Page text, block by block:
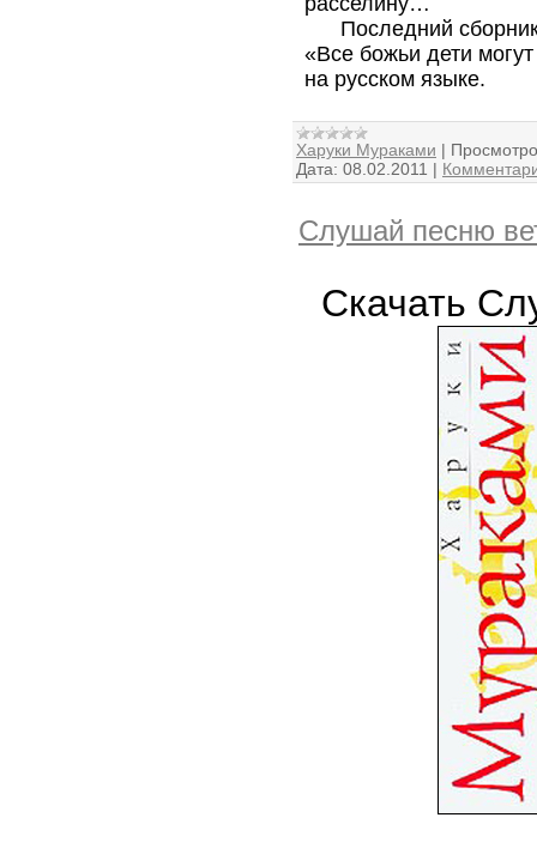
Последний сборник
«Все божьи дети
на русском языке.
Харуки Мураками |
Дата: 08.02.2011 |
Слушай песню
Скачать